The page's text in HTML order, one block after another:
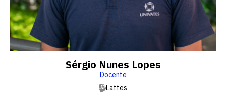
Sérgio Nunes Lopes
Docente
Lattes